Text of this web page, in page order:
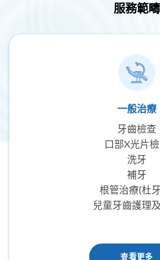
服務範疇
一般治療
牙齒檢查
口部X光片
洗牙
補牙
根管治療(杜
兒童牙齒護理
查看更多